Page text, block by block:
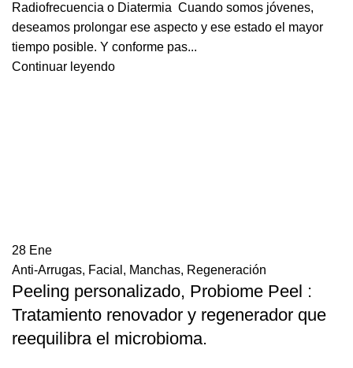
Radiofrecuencia o Diatermia Cuando somos jóvenes,
deseamos prolongar ese aspecto y ese estado el mayor
tiempo posible. Y conforme pas...
Continuar leyendo
28 Ene
Anti-Arrugas, Facial , Manchas, Regeneración
Peeling personalizado, Probiome Peel :
Tratamiento renovador y regenerador que
reequilibra el microbioma.